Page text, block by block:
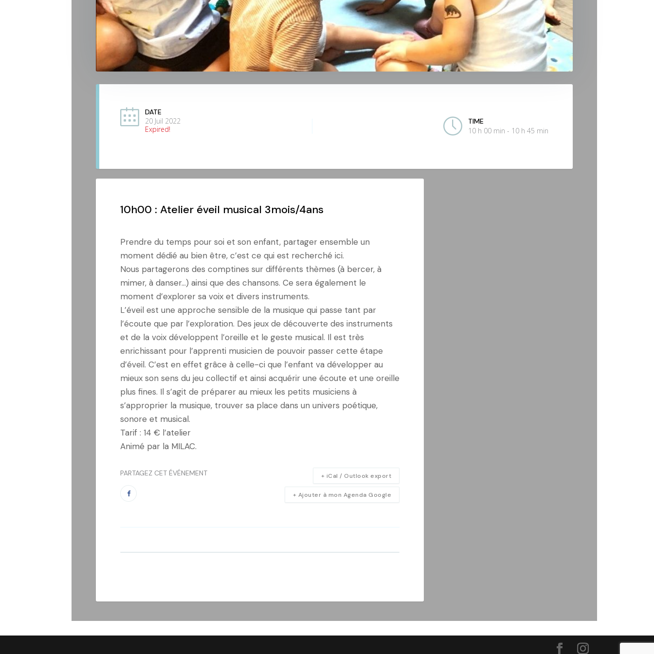
DATE
20 Juil 2022
Expired!
TIME
10 h 00 min - 10 h 45 min
10h00 : Atelier éveil musical 3mois/4ans
Prendre du temps pour soi et son enfant, partager ensemble un
moment dédié au bien être, c’est ce qui est recherché ici.
Nous partagerons des comptines sur différents thèmes (à bercer, à
mimer, à danser…) ainsi que des chansons. Ce sera également le
moment d’explorer sa voix et divers instruments.
L’éveil est une approche sensible de la musique qui passe tant par
l’écoute que par l’exploration. Des jeux de découverte des instruments
et de la voix développent l’oreille et le geste musical. Il est très
enrichissant pour l’apprenti musicien de pouvoir passer cette étape
d’éveil. C’est en effet grâce à celle-ci que l’enfant va développer au
mieux son sens du jeu collectif et ainsi acquérir une écoute et une oreille
plus fines. Il s’agit de préparer au mieux les petits musiciens à
s’approprier la musique, trouver sa place dans un univers poétique,
sonore et musical.
Tarif : 14 € l’atelier
Animé par la MILAC.
PARTAGEZ CET ÉVÉNEMENT
+ Ajouter à mon Agenda Google
+ iCal / Outlook export